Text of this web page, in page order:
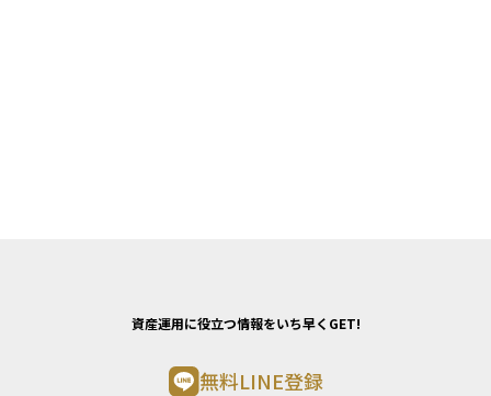
資産運用に役立つ情報をいち早くGET!
無料LINE登録